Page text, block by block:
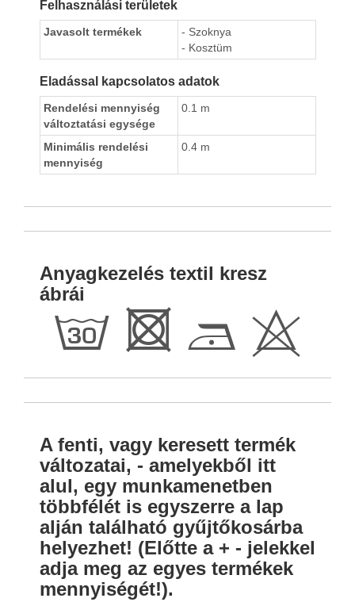
Felhasználási területek
Javasolt termékek
- Szoknya
- Kosztüm
Eladással kapcsolatos adatok
Rendelési mennyiség
változtatási egysége
0.1 m
Minimális rendelési
mennyiség
0.4 m
Anyagkezelés textil kresz
ábrái
g R D H
A fenti, vagy keresett termék
változatai, - amelyekből itt
alul, egy munkamenetben
többfélét is egyszerre a lap
alján található gyűjtőkosárba
helyezhet! (Előtte a + - jelekkel
adja meg az egyes termékek
mennyiségét!).